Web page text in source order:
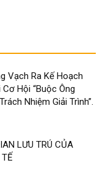
Vạch Ra Kế Hoạch
Hội “Buộc Ông
Nhiệm Giải Trình”.
LƯU TRÚ CỦA